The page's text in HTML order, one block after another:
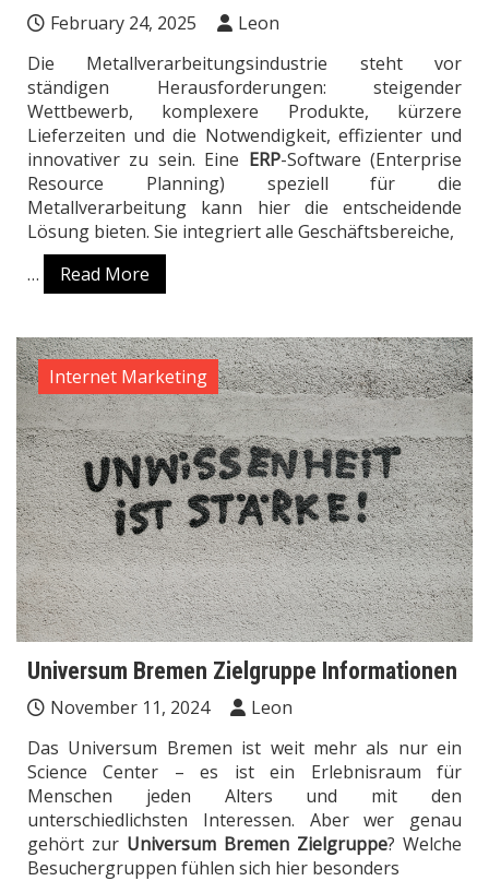
February 24, 2025
Leon
Die Metallverarbeitungsindustrie steht vor
ständigen Herausforderungen: steigender
Wettbewerb, komplexere Produkte, kürzere
Lieferzeiten und die Notwendigkeit, effizienter und
innovativer zu sein. Eine ERP-Software (Enterprise
Resource Planning) speziell für die
Metallverarbeitung kann hier die entscheidende
Lösung bieten. Sie integriert alle Geschäftsbereiche,
…
Read More
Internet Marketing
Universum Bremen Zielgruppe Informationen
November 11, 2024
Leon
Das Universum Bremen ist weit mehr als nur ein
Science Center – es ist ein Erlebnisraum für
Menschen jeden Alters und mit den
unterschiedlichsten Interessen. Aber wer genau
gehört zur Universum Bremen Zielgruppe? Welche
Besuchergruppen fühlen sich hier besonders